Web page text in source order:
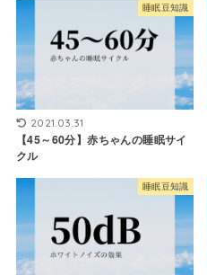
睡眠豆知識
2021.03.31
【45～60分】赤ちゃんの睡眠サイ
クル
睡眠豆知識